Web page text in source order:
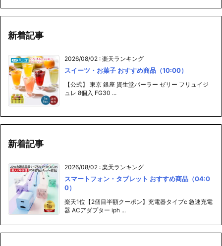
新着記事
2026/08/02 : 楽天ランキング
スイーツ・お菓子 おすすめ商品（10:00）
【公式】 東京 銀座 資生堂パーラー ゼリー フリュイジ
ュレ 8個入 FG30 ...
新着記事
2026/08/02 : 楽天ランキング
スマートフォン・タブレット おすすめ商品（04:0
0）
楽天1位【2個目半額クーポン】充電器タイプc 急速充電
器 ACアダプター iph ...